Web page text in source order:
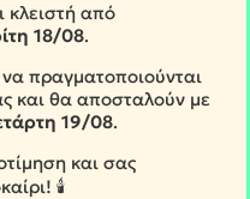
κλειστή από
18/08.
πραγματοποιούνται
και θα αποσταλούν με
19/08.
και σας
🕯️